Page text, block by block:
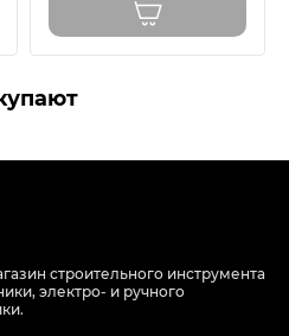
строительного инструмента
электро- и ручного